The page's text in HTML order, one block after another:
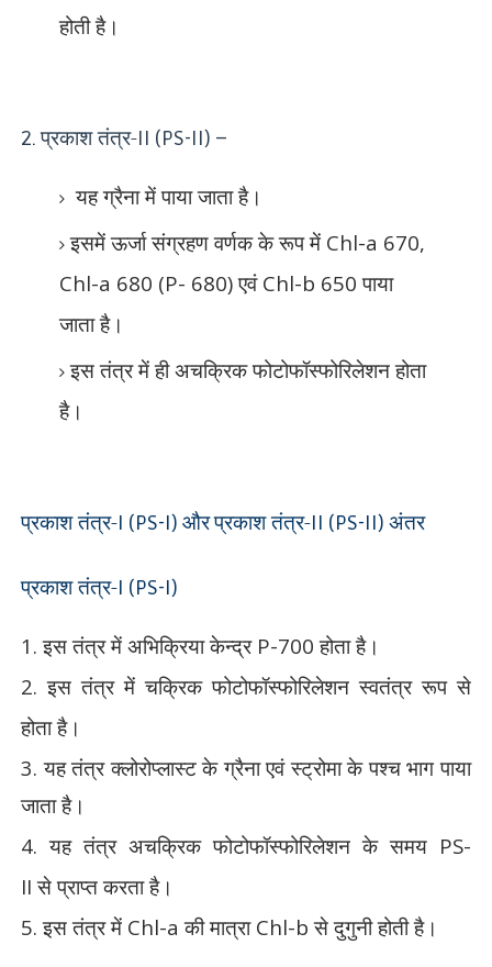
होती है।
2.प्रकाश तंत्र-II (PS-II) –
यह ग्रैना में पाया जाता है।
इसमें ऊर्जा संग्रहण वर्णक के रूप में Chl-a 670,
Chl-a 680 (P- 680)एवं Chl-b 650 पाया
जाता है।
इस तंत्र में ही अचक्रिक फोटोफॉस्फोरिलेशन होता
है।
प्रकाश तंत्र-I (PS-I) औरप्रकाश तंत्र-II (PS-II) अंतर
प्रकाश तंत्र-I (PS-I)
1.इस तंत्र में अभिक्रिया केन्द्र P-700 होता है।
2.इस तंत्र में चक्रिक फोटोफॉस्फोरिलेशन स्वतंत्र रूप से
होता है।
3.यह तंत्र क्लोरोप्लास्ट के ग्रैना एवं स्ट्रोमा के पश्च भागपाया
जाता है।
4.यह तंत्र अचक्रिक फोटोफॉस्फोरिलेशन के समय PS-
IIसेप्राप्त करता है।
5.इस तंत्र में Chl-aकी मात्रा Chl-bसे दुगुनी होती है।